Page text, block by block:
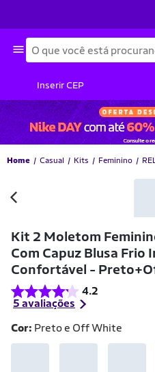
Busca
Inserir CEP
Home Casual Kits Feminino
Kit 2 Moletom
Com Capuz Blusa Frio
Confortável -
4.2
5 avaliações
-
Cor: Preto e Off White